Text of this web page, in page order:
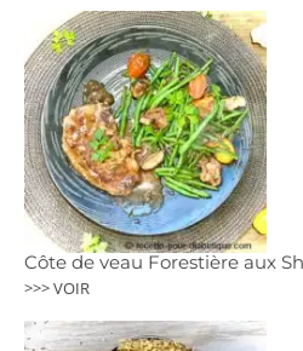
Côte de veau Forestière aux
>>> VOIR